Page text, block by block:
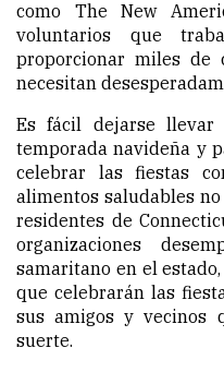
como The New
voluntarios que
proporcionar miles de
necesitan
Es fácil dejarse
temporada navideña y
celebrar las fiestas
alimentos saludables
residentes de
organizaciones
samaritano en el
que celebrarán las
sus amigos y vecinos
suerte.